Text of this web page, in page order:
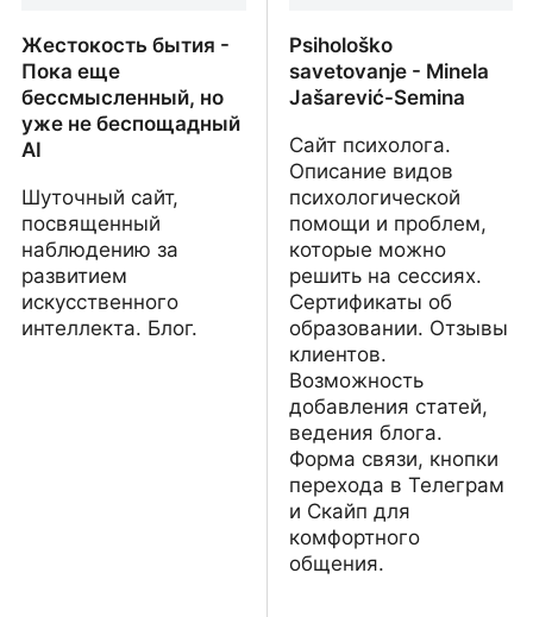
Жестокость бытия -
Пока еще
бессмысленный, но
уже не беспощадный
AI
Шуточный сайт,
посвященный
наблюдению за
развитием
искусственного
интеллекта. Блог.
Psihološko
savetovanje - Minela
Jašarević-Semina
Сайт психолога.
Описание видов
психологической
помощи и проблем,
которые можно
решить на сессиях.
Сертификаты об
образовании. Отзывы
клиентов.
Возможность
добавления статей,
ведения блога.
Форма связи, кнопки
перехода в Телеграм
и Скайп для
комфортного
общения.